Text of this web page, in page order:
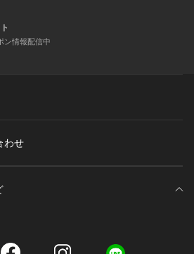
ン情報配信中
わせ